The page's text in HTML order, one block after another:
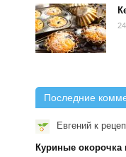
Последние
Евгений к
Куриные окорочка